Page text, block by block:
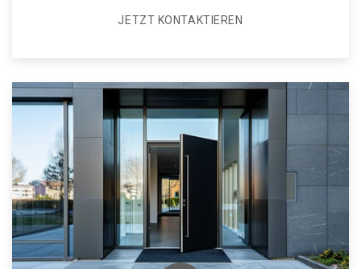
JETZT KONTAKTIEREN